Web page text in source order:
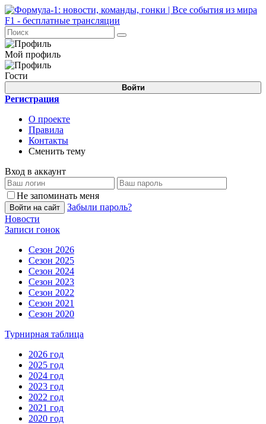
Мой профиль
Гости
Войти
Регистрация
О проекте
Правила
Контакты
Сменить тему
Вход в аккаунт
Не запоминать меня
Войти на сайт
Забыли пароль?
Новости
Записи гонок
Сезон 2026
Сезон 2025
Сезон 2024
Сезон 2023
Сезон 2022
Сезон 2021
Сезон 2020
Турнирная таблица
2026 год
2025 год
2024 год
2023 год
2022 год
2021 год
2020 год